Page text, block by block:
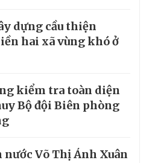
dựng cầu thiện
hai xã vùng khó ở
kiểm tra toàn diện
Bộ đội Biên phòng
nước Võ Thị Ánh Xuân